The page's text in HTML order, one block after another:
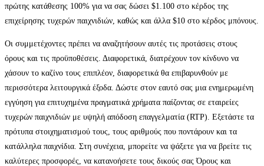
πρώτης κατάθεσης 100% για να σας δώσει $1.100 στο κέρδος της
επιχείρησης τυχερών παιχνιδιών, καθώς και άλλα $10 στο κέρδος μπόνους.
Οι συμμετέχοντες πρέπει να αναζητήσουν αυτές τις προτάσεις στους
όρους και τις προϋποθέσεις. Διαφορετικά, διατρέχουν τον κίνδυνο να
χάσουν το καζίνο τους επιπλέον, διαφορετικά θα επιβαρυνθούν με
περισσότερα λειτουργικά έξοδα. Δώστε στον εαυτό σας μια ενημερωμένη
εγγύηση για επιτυχημένα πραγματικά χρήματα παίζοντας σε εταιρείες
τυχερών παιχνιδιών με υψηλή απόδοση επαγγελματία (RTP). Εξετάστε τα
πρότυπα στοιχηματισμού τους, τους αριθμούς που ποντάρουν και τα
κατάλληλα παιχνίδια. Στη συνέχεια, μπορείτε να ψάξετε για να βρείτε τις
καλύτερες προσφορές, να κατανοήσετε τους δικούς σας Όρους και